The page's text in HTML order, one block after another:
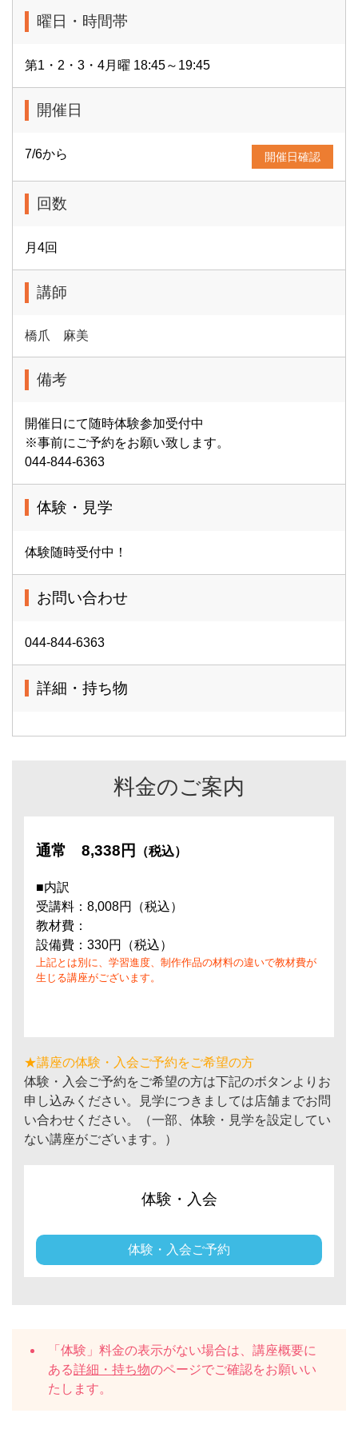
曜日・時間帯
第1・2・3・4月曜 18:45～19:45
開催日
7/6から 開催日確認
回数
月4回
講師
橋爪 麻美
備考
開催日にて随時体験参加受付中
※事前にご予約をお願い致します。
044-844-6363
体験・見学
体験随時受付中！
お問い合わせ
044-844-6363
詳細・持ち物
料金のご案内
通常 8,338円 （税込）
■内訳
受講料：8,008円（税込）
教材費：
設備費：330円（税込）
上記とは別に、学習進度、制作作品の材料の違いで教材費が
生じる講座がございます。
★講座の体験・入会ご予約をご希望の方
体験・入会ご予約をご希望の方は下記のボタンよりお
申し込みください。見学につきましては店舗までお問
い合わせください。（一部、体験・見学を設定してい
ない講座がございます。）
体験・入会
体験・入会ご予約
「体験」料金の表示がない場合は、講座概要に
ある詳細・持ち物のページでご確認をお願いい
たします。